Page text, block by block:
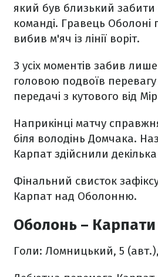
який був близький забити
команді. Гравець Оболоні
вибив м'яч із лінії воріт.
З усіх моментів забив
головою подвоїв перевагу
передачі з кутового від
Наприкінці матчу
біля володінь Домчака.
Карпат здійснили декілька
Фінальний свисток
Карпат над Оболонню.
Оболонь – Карпати
Голи: Ломницький, 5